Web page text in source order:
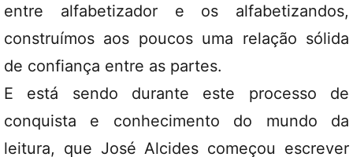
entre alfabetizador e os alfabetizandos,
construímos aos poucos uma relação sólida
de confiança entre as partes.
E está sendo durante este processo de
conquista e conhecimento do mundo da
leitura, que José Alcides começou escrever